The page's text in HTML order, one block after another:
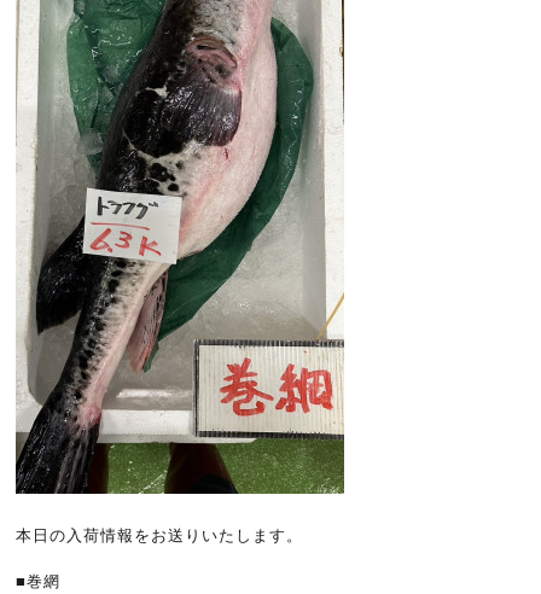
本日の入荷情報をお送りいたします。
■巻網